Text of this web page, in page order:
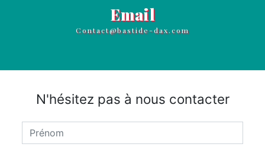
Email
contact@bastide-dax.com
N'hésitez pas à nous contacter